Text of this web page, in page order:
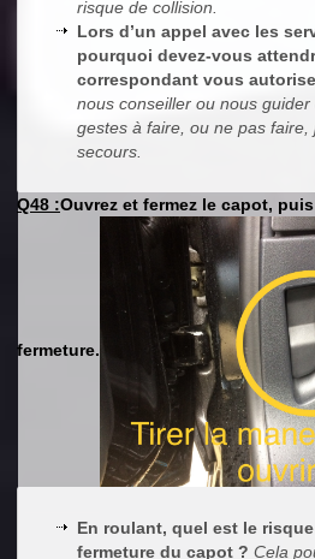
risque de collision.
Lors d’un appel avec les
pourquoi devez-vous
correspondant vous
nous conseiller ou nous
gestes à faire, ou ne pas faire,
secours.
Q48 :Ouvrez et fermez le capot,
fermeture.
En roulant, quel est le
fermeture du capot ? Cela